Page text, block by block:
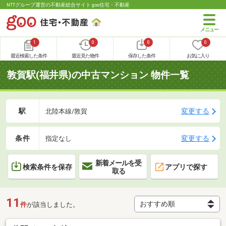
NTTグループ運営の不動産総合サイト goo住宅・不動産
1
最近検索した条件
0
最近見た物件
0
保存した条件
0
お気に入り
敦賀駅(福井県)の中古マンション 物件一覧
駅 北陸本線/敦賀 変更する
条件 指定なし 変更する
検索条件を保存
新着メールを受
取る
アプリで探す
11 件が該当しました。